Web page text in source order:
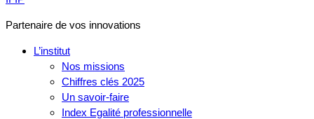
Partenaire de vos innovations
L’institut
Nos missions
Chiffres clés 2025
Un savoir-faire
Index Egalité professionnelle